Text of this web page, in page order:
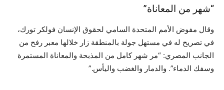
“شهر من المعاناة”
وقال مفوض الأمم المتحدة السامي لحقوق الإنسان فولكر تورك،
في تصريح له في مستهل جولة بالمنطقة زار خلالها معبر رفح من
الجانب المصري: “مر شهر كامل من المذبحة والمعاناة المستمرة
وسفك الدماء”. والدمار والغضب واليأس.”